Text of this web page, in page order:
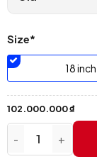
Size*
18 inch
102.000.000₫
Mâm BBS RE-V